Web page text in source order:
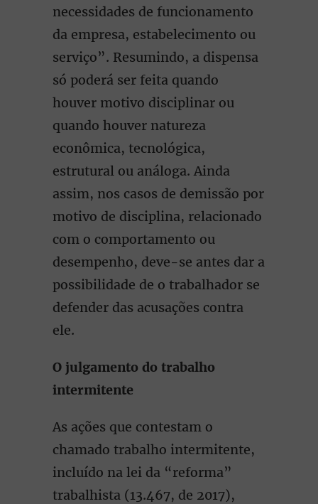
necessidades de funcionamento
da empresa, estabelecimento ou
serviço”. Resumindo, a dispensa
só poderá ser feita quando
houver motivo disciplinar ou
quando houver natureza
econômica, tecnológica,
estrutural ou análoga. Ainda
assim, nos casos de demissão por
motivo de disciplina, relacionado
com o comportamento ou
desempenho, deve-se antes dar a
possibilidade de o trabalhador se
defender das acusações contra
ele.
O julgamento do trabalho
intermitente
As ações que contestam o
chamado trabalho intermitente,
incluído na lei da “reforma”
trabalhista (13.467, de 2017),